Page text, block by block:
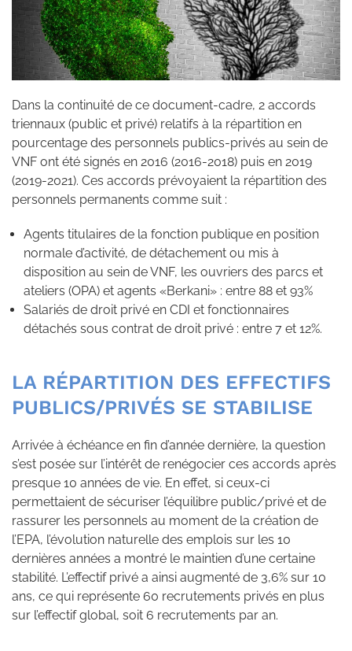
Dans la continuité de ce document-cadre, 2 accords
triennaux (public et privé) relatifs à la répartition en
pourcentage des personnels publics-privés au sein de
VNF ont été signés en 2016 (2016-2018) puis en 2019
(2019-2021). Ces accords prévoyaient la répartition des
personnels permanents comme suit :
Agents titulaires de la fonction publique en position
normale d’activité, de détachement ou mis à
disposition au sein de VNF, les ouvriers des parcs et
ateliers (OPA) et agents «Berkani» : entre 88 et 93%
Salariés de droit privé en CDI et fonctionnaires
détachés sous contrat de droit privé : entre 7 et 12%.
LA RÉPARTITION DES EFFECTIFS
PUBLICS/PRIVÉS SE STABILISE
Arrivée à échéance en fin d’année dernière, la question
s’est posée sur l’intérêt de renégocier ces accords après
presque 10 années de vie. En effet, si ceux-ci
permettaient de sécuriser l’équilibre public/privé et de
rassurer les personnels au moment de la création de
l’EPA, l’évolution naturelle des emplois sur les 10
dernières années a montré le maintien d’une certaine
stabilité. L’effectif privé a ainsi augmenté de 3,6% sur 10
ans, ce qui représente 60 recrutements privés en plus
sur l’effectif global, soit 6 recrutements par an.